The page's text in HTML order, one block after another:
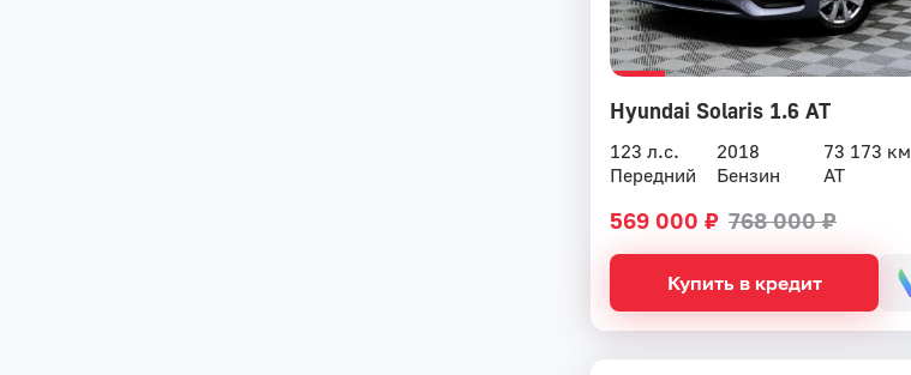
Hyundai Solaris 1.6 AT
123 л.с. 2018
73 173 км
Передний
Бензин AT
569 000 ₽ 768 000 ₽
Купить в кредит